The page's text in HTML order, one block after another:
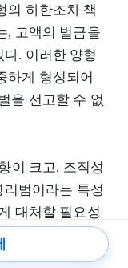
의 하한조차 책
, 고액의 벌금을
. 이러한 양형
하게 형성되어
을 선고할 수 없
이 크고, 조직성
범이라는 특성
대처할 필요성
법은 이미 여러
. 먼저 관세법은